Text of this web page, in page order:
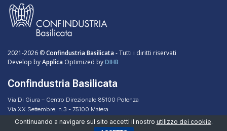
2021-2026 ©Confindustria Basilicata- Tutti i diritti riservati
Develop byApplica Optimized byDIHB
Confindustria Basilicata
Via Di Giura – Centro Direzionale 85100 Potenza
Via XX Settembre, n.3 - 75100 Matera
Codice Fiscale 96051160768
Continuando a navigare sul sito accetti il nostro utilizzo dei cookie.